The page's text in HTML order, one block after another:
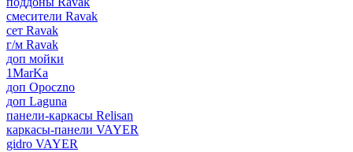
смесители Ravak
сет Ravak
г/м Ravak
доп мойки
1MarKa
доп Opoczno
доп Laguna
панели-каркасы Relisan
каркасы-панели VAYER
gidro VAYER